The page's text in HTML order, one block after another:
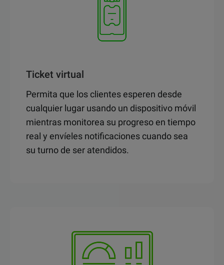
Ticket virtual
Permita que los clientes esperen desde
cualquier lugar usando un dispositivo móvil
mientras monitorea su progreso en tiempo
real y envíeles notificaciones cuando sea
su turno de ser atendidos.